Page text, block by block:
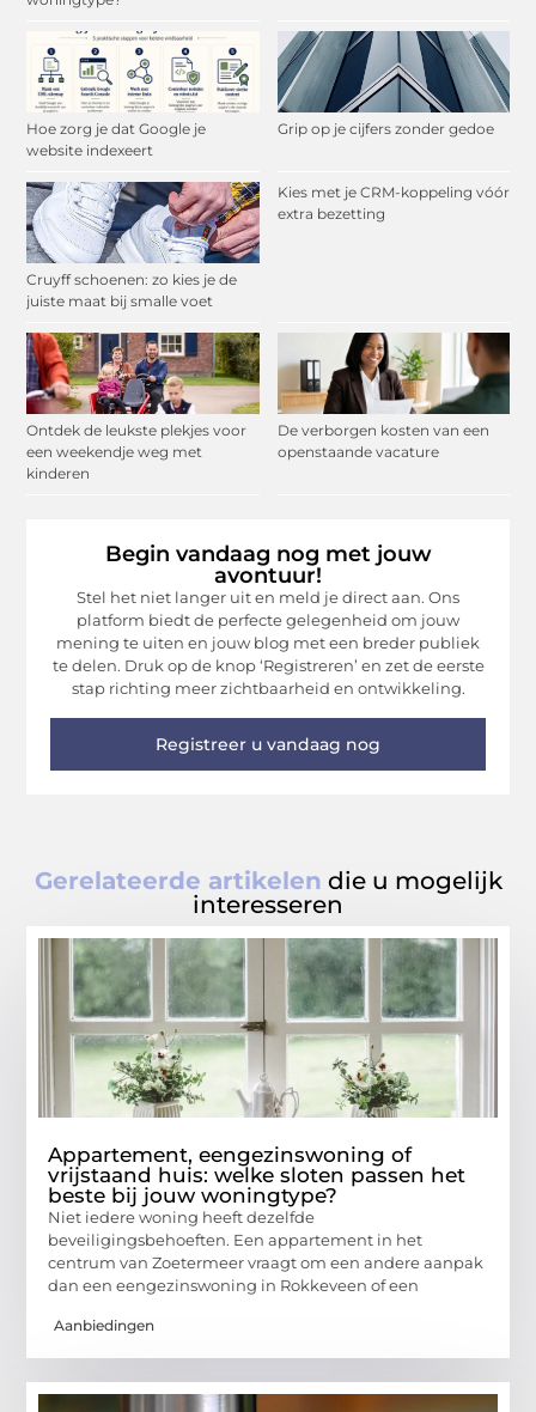
Hoe zorg je dat Google je
website indexeert
Grip op je cijfers zonder gedoe
Cruyff schoenen: zo kies je de
juiste maat bij smalle voet
Kies met je CRM-koppeling vóór
extra bezetting
Ontdek de leukste plekjes voor
een weekendje weg met
kinderen
De verborgen kosten van een
openstaande vacature
Begin vandaag nog met jouw
avontuur!
Stel het niet langer uit en meld je direct aan. Ons
platform biedt de perfecte gelegenheid om jouw
mening te uiten en jouw blog met een breder publiek
te delen. Druk op de knop ‘Registreren’ en zet de eerste
stap richting meer zichtbaarheid en ontwikkeling.
Registreer u vandaag nog
Gerelateerde artikelen die u mogelijk
interesseren
Appartement, eengezinswoning of
vrijstaand huis: welke sloten passen het
beste bij jouw woningtype?
Niet iedere woning heeft dezelfde
beveiligingsbehoeften. Een appartement in het
centrum van Zoetermeer vraagt om een andere aanpak
dan een eengezinswoning in Rokkeveen of een
Aanbiedingen